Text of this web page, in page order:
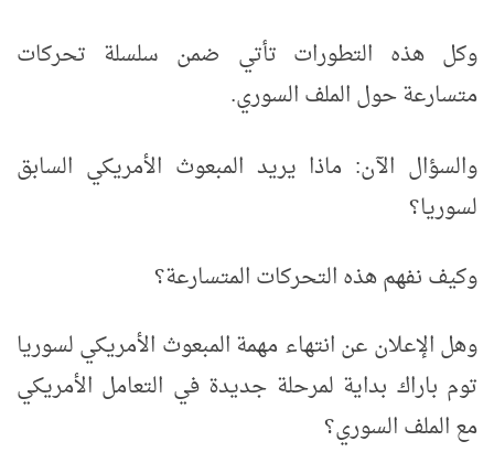
وكل هذه التطورات تأتي ضمن سلسلة تحركات
متسارعة حول الملف السوري.
والسؤال الآن: ماذا يريد المبعوث الأمريكي السابق
لسوريا؟
وكيف نفهم هذه التحركات المتسارعة؟
وهل الإعلان عن انتهاء مهمة المبعوث الأمريكي لسوريا
توم باراك بداية لمرحلة جديدة في التعامل الأمريكي
مع الملف السوري؟